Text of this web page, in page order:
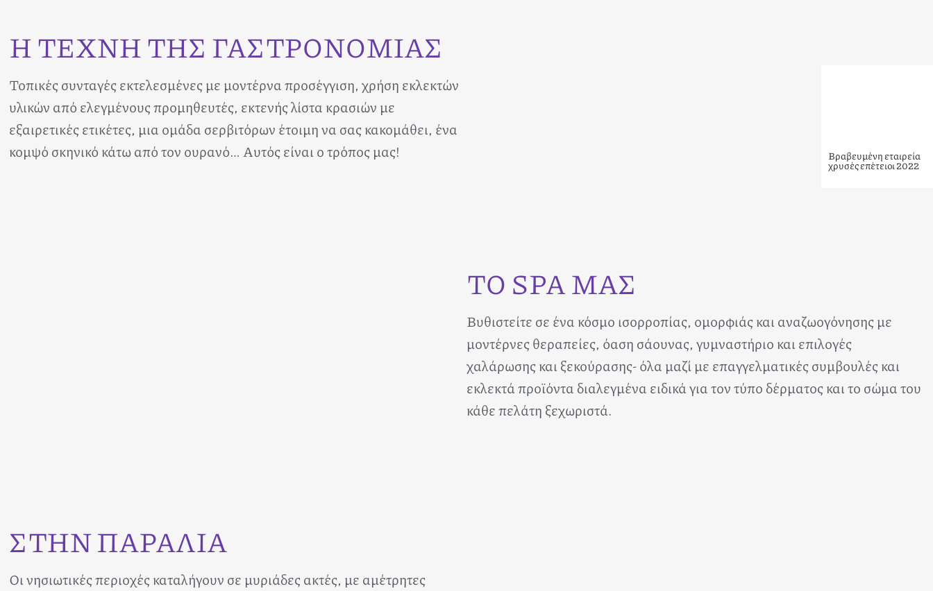
Η ΤΕΧΝΗ ΤΗΣ ΓΑΣΤΡΟΝΟΜΙΑΣ
Τοπικές συνταγές εκτελεσμένες με μοντέρνα προσέγγιση, χρήση εκλεκτών
υλικών από ελεγμένους προμηθευτές, εκτενής λίστα κρασιών με
εξαιρετικές ετικέτες, μια ομάδα σερβιτόρων έτοιμη να σας κακομάθει, ένα
κομψό σκηνικό κάτω από τον ουρανό… Αυτός είναι ο τρόπος μας!
ΤΟ SPA ΜΑΣ
Βυθιστείτε σε ένα κόσμο ισορροπίας, ομορφιάς και αναζωογόνησης με
μοντέρνες θεραπείες, όαση σάουνας, γυμναστήριο και επιλογές
χαλάρωσης και ξεκούρασης- όλα μαζί με επαγγελματικές συμβουλές και
εκλεκτά προϊόντα διαλεγμένα ειδικά για τον τύπο δέρματος και το σώμα του
κάθε πελάτη ξεχωριστά.
ΣΤΗΝ ΠΑΡΑΛΙΑ
Οι νησιωτικές περιοχές καταλήγουν σε μυριάδες ακτές, με αμέτρητες
Βραβευμένη εταιρεία
χρυσές επέτειοι 2022